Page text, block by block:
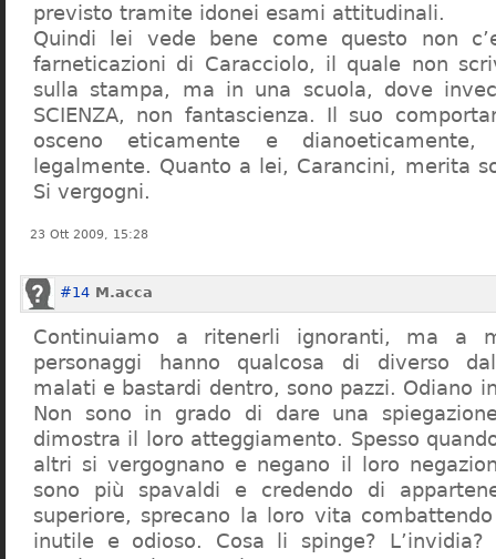
previsto tramite idonei esami attitudinali.
Quindi lei vede bene come questo non
farneticazioni di Caracciolo, il quale non
sulla stampa, ma in una scuola, dove
SCIENZA, non fantascienza. Il suo
osceno eticamente e dianoeticamente,
legalmente. Quanto a lei, Carancini, merita
Si vergogni.
23 Ott 2009, 15:28
#14 M.acca
Continuiamo a ritenerli ignoranti, ma a
personaggi hanno qualcosa di diverso
malati e bastardi dentro, sono pazzi. Odiano
Non sono in grado di dare una
dimostra il loro atteggiamento. Spesso
altri si vergognano e negano il loro
sono più spavaldi e credendo di
superiore, sprecano la loro vita
inutile e odioso. Cosa li spinge?